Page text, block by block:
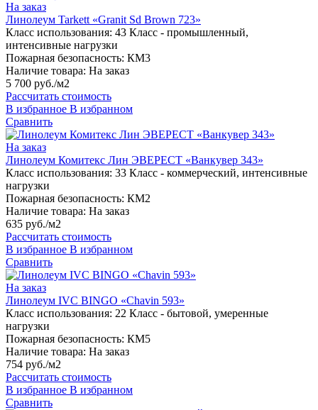
На заказ
Линолеум Tarkett «Granit Sd Brown 723»
Класс использования: 43 Класс - промышленный,
интенсивные нагрузки
Пожарная безопасность: КМ3
Наличие товара: На заказ
5 700 руб./м2
Рассчитать стоимость
В избранное В избранном
Сравнить
На заказ
Линолеум Комитекс Лин ЭВЕРЕСТ «Ванкувер 343»
Класс использования: 33 Класс - коммерческий, интенсивные
нагрузки
Пожарная безопасность: КМ2
Наличие товара: На заказ
635 руб./м2
Рассчитать стоимость
В избранное В избранном
Сравнить
На заказ
Линолеум IVC BINGO «Chavin 593»
Класс использования: 22 Класс - бытовой, умеренные
нагрузки
Пожарная безопасность: КМ5
Наличие товара: На заказ
754 руб./м2
Рассчитать стоимость
В избранное В избранном
Сравнить